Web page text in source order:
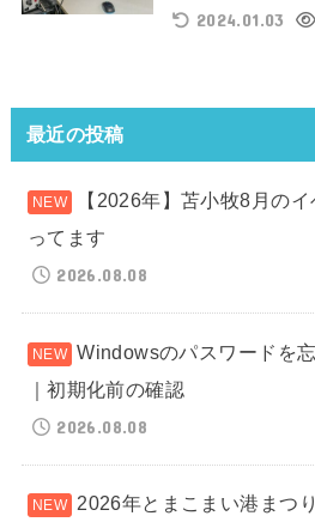
2024.01.03
最近の投稿
【2026年】苫小牧8月の
ってます
2026.08.08
Windowsのパスワードを
｜初期化前の確認
2026.08.08
2026年とまこまい港まつ